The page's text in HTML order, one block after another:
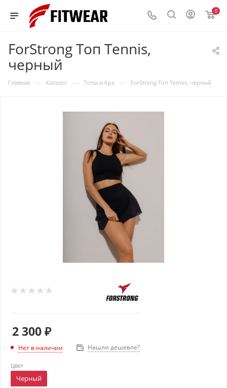
0
ForStrong Топ Tennis,
черный
Главная — Каталог — Топы и бра — ForStrong Топ Tennis, черный
2 300₽
Нет в наличии Нашли дешевле?
Цвет
Черный